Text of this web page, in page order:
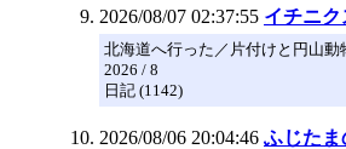
2026/08/07 02:37:55 イチニ
北海道へ行った／片付けと円山動
2026 / 8
日記 (1142)
2026/08/06 20:04:46 ふじたま